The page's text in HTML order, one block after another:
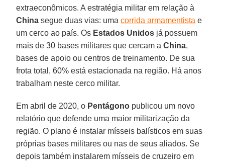
extraeconômicos. A estratégia militar em relação à
China segue duas vias: umacorrida armamentista e
um cerco ao país. Os Estados Unidos já possuem
mais de 30 bases militares que cercam aChina,
bases de apoio ou centros de treinamento. De sua
frota total, 60% está estacionada na região. Há anos
trabalham neste cerco militar.
Em abril de 2020, o Pentágono publicou um novo
relatório que defende uma maior militarização da
região. O plano é instalar mísseis balísticos em suas
próprias bases militares ou nas de seus aliados. Se
depois também instalarem mísseis de cruzeiro em